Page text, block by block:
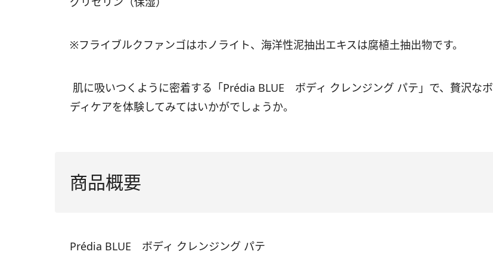
※フライブルクファンゴはホノライト、海洋性泥抽出エキスは腐植土抽出物です。
肌に吸いつくように密着する「Prédia BLUE ボディ クレンジング パテ」で、贅沢なボ
ディケアを体験してみてはいかがでしょうか。
商品概要
Prédia BLUE ボディ クレンジング パテ